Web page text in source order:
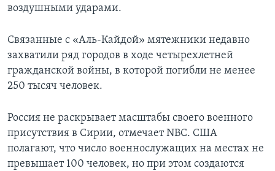
воздушными ударами.
Связанные с «Аль-Кайдой» мятежники недавно
захватили ряд городов в ходе четырехлетней
гражданской войны, в которой погибли не менее
250 тысяч человек.
Россия не раскрывает масштабы своего военного
присутствия в Сирии, отмечает NBC. США
полагают, что число военнослужащих на местах не
превышает 100 человек, но при этом создаются